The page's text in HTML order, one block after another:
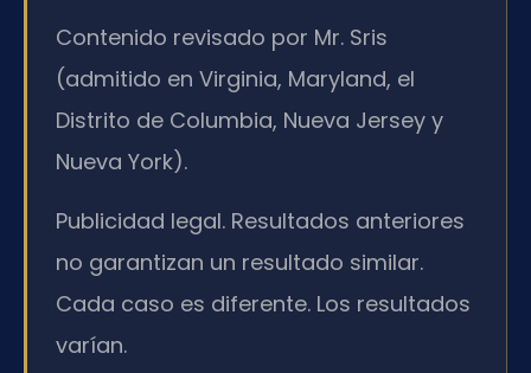
Contenido revisado por Mr. Sris
(admitido en Virginia, Maryland, el
Distrito de Columbia, Nueva Jersey y
Nueva York).
Publicidad legal. Resultados anteriores
no garantizan un resultado similar.
Cada caso es diferente. Los resultados
varían.